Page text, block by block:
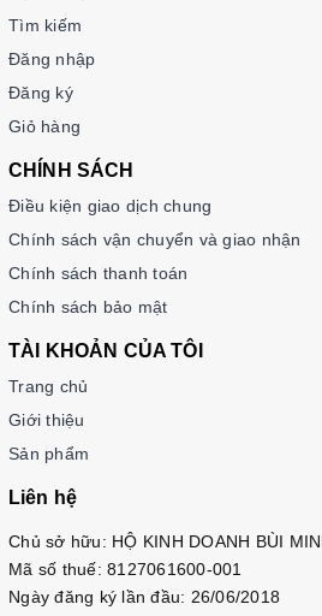
Tìm kiếm
Đăng nhập
Đăng ký
Giỏ hàng
CHÍNH SÁCH
Điều kiện giao dịch chung
Chính sách vận chuyển và giao nhận
Chính sách thanh toán
Chính sách bảo mật
TÀI KHOẢN CỦA TÔI
Trang chủ
Giới thiệu
Sản phẩm
Liên hệ
Chủ sở hữu: HỘ KINH DOANH BÙI
Mã số thuế: 8127061600-001
Ngày đăng ký lần đầu: 26/06/2018